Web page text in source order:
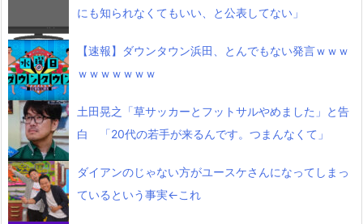
にも知られなくてもいい、と公表してない」
【速報】ダウンタウン浜田、とんでもない発言ｗｗｗ
ｗｗｗｗｗｗｗ
土田晃之「草サッカーとフットサルやめました」と告
白 「20代の若手が来るんです。つまんなくて」
ダイアンのじゃない方がユースケさんになってしまっ
ているという事実←これ